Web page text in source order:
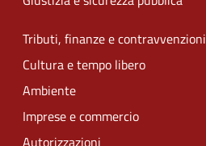
Tributi, finanze e contravvenzioni
Cultura e tempo libero
Ambiente
Imprese e commercio
Autorizzazioni